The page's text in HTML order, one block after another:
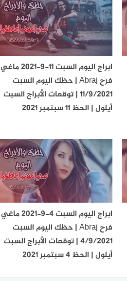
ابراج اليوم السبت 11-9-2021 ماغي
فرح Abraj | حظك اليوم السبت
11/9/2021 | توقعات الأبراج السبت
أيلول | الحظ 11 سبتمبر 2021
ابراج اليوم السبت 4-9-2021 ماغي
فرح Abraj | حظك اليوم السبت
4/9/2021 | توقعات الأبراج السبت
أيلول | الحظ 4 سبتمبر 2021